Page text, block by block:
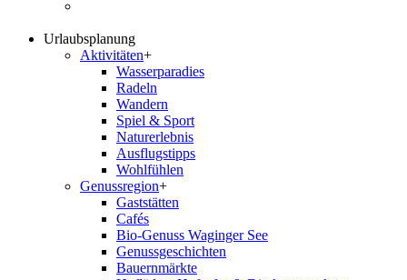
Urlaubsplanung
Aktivitäten+
Wasserparadies
Radeln
Wandern
Spiel & Sport
Naturerlebnis
Ausflugstipps
Wohlfühlen
Genussregion+
Gaststätten
Cafés
Bio-Genuss Waginger See
Genussgeschichten
Bauernmärkte